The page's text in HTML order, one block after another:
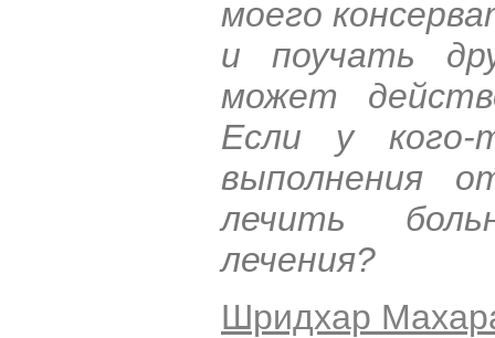
моего
и поучать
может
Если у
выполнения
лечить
лечения?
Шридхар